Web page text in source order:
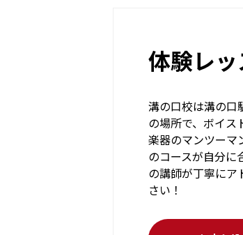
体験レッ
溝の口校は溝の口
の場所で、ボイス
楽器のマンツーマ
のコースが自分に
の講師が丁寧にア
さい！